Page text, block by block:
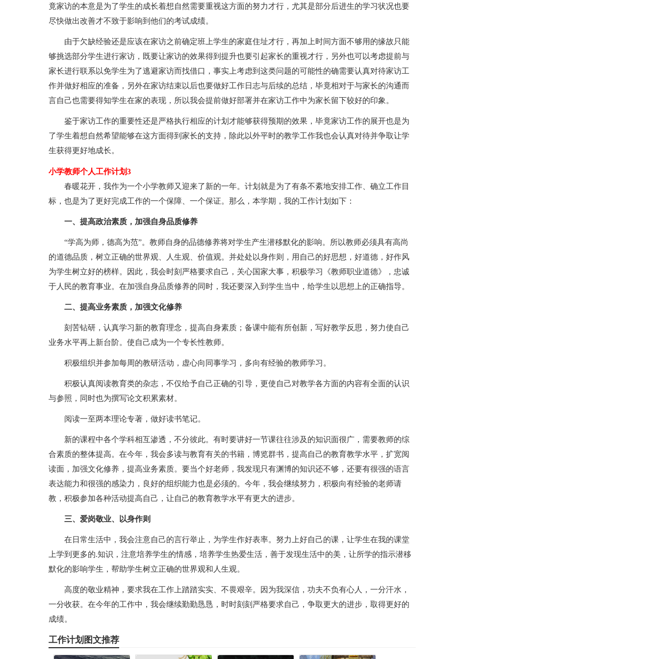
竟家访的本意是为了学生的成长着想自然需要重视这方面的努力才行，尤其是部分后进生的学习状况也要
尽快做出改善才不致于影响到他们的考试成绩。
由于欠缺经验还是应该在家访之前确定班上学生的家庭住址才行，再加上时间方面不够用的缘故只能
够挑选部分学生进行家访，既要让家访的效果得到提升也要引起家长的重视才行，另外也可以考虑提前与
家长进行联系以免学生为了逃避家访而找借口，事实上考虑到这类问题的可能性的确需要认真对待家访工
作并做好相应的准备，另外在家访结束以后也要做好工作日志与后续的总结，毕竟相对于与家长的沟通而
言自己也需要得知学生在家的表现，所以我会提前做好部署并在家访工作中为家长留下较好的印象。
鉴于家访工作的重要性还是严格执行相应的计划才能够获得预期的效果，毕竟家访工作的展开也是为
了学生着想自然希望能够在这方面得到家长的支持，除此以外平时的教学工作我也会认真对待并争取让学
生获得更好地成长。
小学教师个人工作计划3
春暖花开，我作为一个小学教师又迎来了新的一年。计划就是为了有条不紊地安排工作、确立工作目
标，也是为了更好完成工作的一个保障、一个保证。那么，本学期，我的工作计划如下：
一、提高政治素质，加强自身品质修养
“学高为师，德高为范”。教师自身的品德修养将对学生产生潜移默化的影响。所以教师必须具有高尚
的道德品质，树立正确的世界观、人生观、价值观。并处处以身作则，用自己的好思想，好道德，好作风
为学生树立好的榜样。因此，我会时刻严格要求自己，关心国家大事，积极学习《教师职业道德》，忠诚
于人民的教育事业。在加强自身品质修养的同时，我还要深入到学生当中，给学生以思想上的正确指导。
二、提高业务素质，加强文化修养
刻苦钻研，认真学习新的教育理念，提高自身素质；备课中能有所创新，写好教学反思，努力使自己
业务水平再上新台阶。使自己成为一个专长性教师。
积极组织并参加每周的教研活动，虚心向同事学习，多向有经验的教师学习。
积极认真阅读教育类的杂志，不仅给予自己正确的引导，更使自己对教学各方面的内容有全面的认识
与参照，同时也为撰写论文积累素材。
阅读一至两本理论专著，做好读书笔记。
新的课程中各个学科相互渗透，不分彼此。有时要讲好一节课往往涉及的知识面很广，需要教师的综
合素质的整体提高。在今年，我会多读与教育有关的书籍，博览群书，提高自己的教育教学水平，扩宽阅
读面，加强文化修养，提高业务素质。要当个好老师，我发现只有渊博的知识还不够，还要有很强的语言
表达能力和很强的感染力，良好的组织能力也是必须的。今年，我会继续努力，积极向有经验的老师请
教，积极参加各种活动提高自己，让自己的教育教学水平有更大的进步。
三、爱岗敬业、以身作则
在日常生活中，我会注意自己的言行举止，为学生作好表率。努力上好自己的课，让学生在我的课堂
上学到更多的.知识，注意培养学生的情感，培养学生热爱生活，善于发现生活中的美，让所学的指示潜移
默化的影响学生，帮助学生树立正确的世界观和人生观。
高度的敬业精神，要求我在工作上踏踏实实、不畏艰辛。因为我深信，功夫不负有心人，一分汗水，
一分收获。在今年的工作中，我会继续勤勤恳恳，时时刻刻严格要求自己，争取更大的进步，取得更好的
成绩。
工作计划图文推荐